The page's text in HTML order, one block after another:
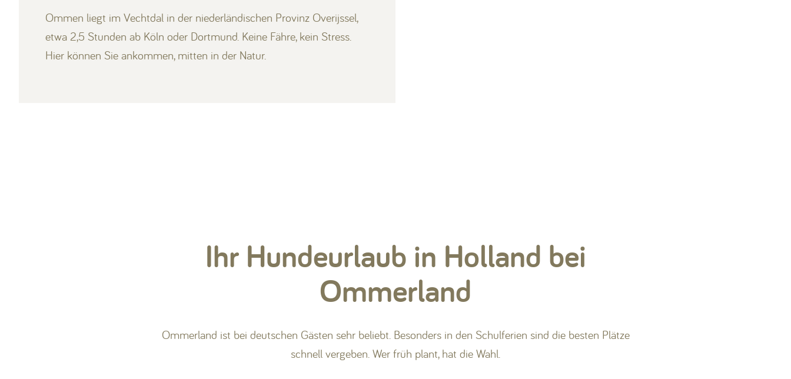
Ommen liegt im Vechtdal in der niederländischen Provinz Overijssel,
etwa 2,5 Stunden ab Köln oder Dortmund. Keine Fähre, kein Stress.
Hier können Sie ankommen, mitten in der Natur.
Ihr Hundeurlaub in Holland bei
Ommerland
Ommerland ist bei deutschen Gästen sehr beliebt. Besonders in den Schulferien sind die besten Plätze
schnell vergeben. Wer früh plant, hat die Wahl.